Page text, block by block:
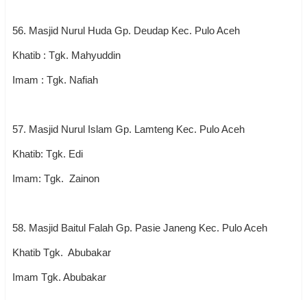
56. Masjid Nurul Huda Gp. Deudap Kec. Pulo Aceh
Khatib : Tgk. Mahyuddin
Imam : Tgk. Nafiah
57. Masjid Nurul Islam Gp. Lamteng Kec. Pulo Aceh
Khatib: Tgk. Edi
Imam: Tgk. Zainon
58. Masjid Baitul Falah Gp. Pasie Janeng Kec. Pulo Aceh
Khatib Tgk. Abubakar
Imam Tgk. Abubakar